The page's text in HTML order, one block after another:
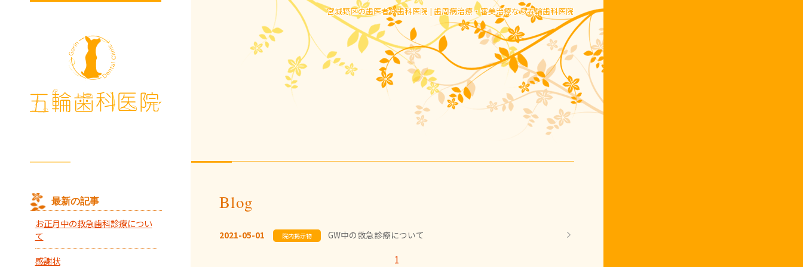
宮城野区の歯医者・歯科医院 | 歯周病治療・審美治療なら五輪歯科医院
Blog
2021-05-01 院内掲示物 GW中の救急診療について
1
最新の記事
お正月中の救急歯科診療につい
て
感謝状